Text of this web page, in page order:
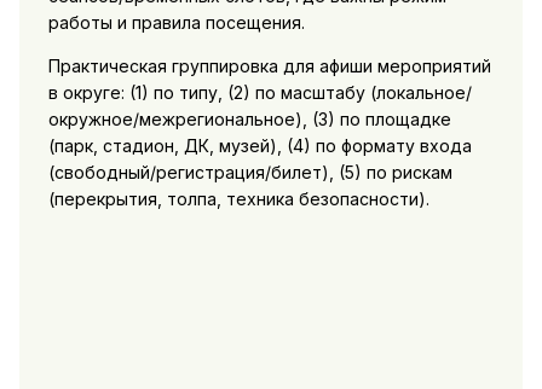
работы и правила посещения.
Практическая группировка для афиши мероприятий
в округе: (1) по типу, (2) по масштабу (локальное/
окружное/межрегиональное), (3) по площадке
(парк, стадион, ДК, музей), (4) по формату входа
(свободный/регистрация/билет), (5) по рискам
(перекрытия, толпа, техника безопасности).